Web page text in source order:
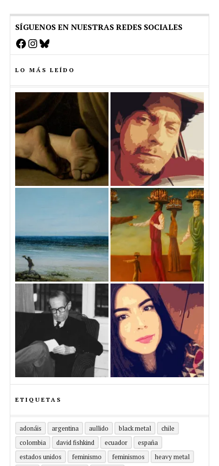
SÍGUENOS EN NUESTRAS REDES SOCIALES
Facebook
Instagram
Bluesky
LO MÁS LEÍDO
ETIQUETAS
adonáis argentina aullido black metal
chile
colombia
david fishkind ecuador
españa
estados unidos
feminismo feminismos
heavy metal